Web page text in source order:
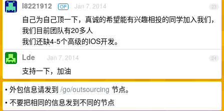
23
l8221912 OP Jan 7, 2014
自己为自己顶一下，真诚的希望能有兴趣相投的同学加入我们，
我们目前团队有20多人
我们还缺4-5个高级的IOS开发。
24
Lde Jan 7, 2014
支持一下，加油
• 外包信息请发到 /go/outsourcing 节点。
• 不要把相同的信息发到不同的节点